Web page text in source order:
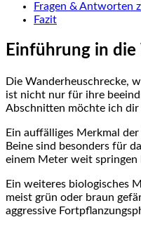
Fragen ‌& Antworten‌
Fazit
Einführung in
Die Wanderheuschrecke,
ist nicht nur für ihre
Abschnitten ⁤möchte ⁣ich ⁤dir⁣
Ein⁤ auffälliges Merkmal‍
Beine ​sind besonders für
einem⁢ Meter weit‌ springen
Ein weiteres biologisches
meist grün oder braun
aggressive⁢